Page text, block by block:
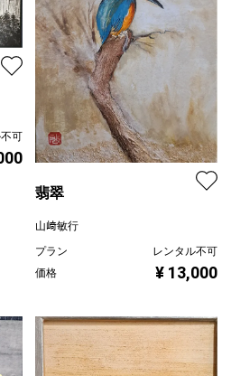
可
翡翠
山﨑敏行
プラン
レンタル不可
価格
¥ 13,000